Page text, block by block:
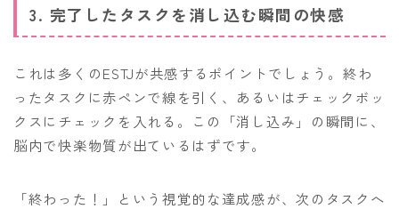
3. 完了したタスクを消し込む瞬間の快感
これは多くのESTJが共感するポイントでしょう。終わ
ったタスクに赤ペンで線を引く、あるいはチェックボッ
クスにチェックを入れる。この「消し込み」の瞬間に、
脳内で快楽物質が出ているはずです。
「終わった！」という視覚的な達成感が、次のタスクへ